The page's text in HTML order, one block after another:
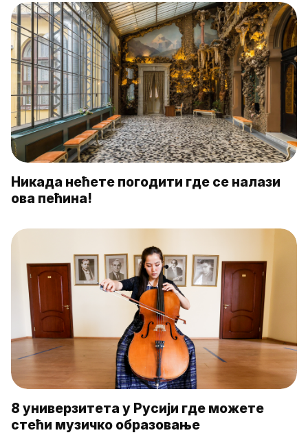
Никада нећете погодити где се налази
ова пећина!
8 универзитета у Русији где можете
стећи музичко образовање